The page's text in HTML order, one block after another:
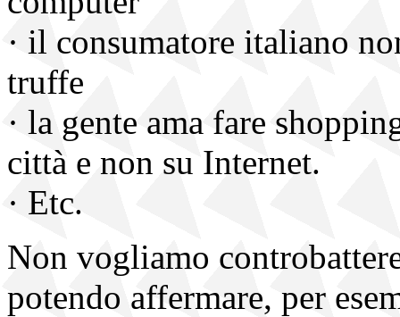
· il consumatore italiano
truffe
· la gente ama fare
città e non su Internet.
· Etc.
Non vogliamo
potendo affermare, per